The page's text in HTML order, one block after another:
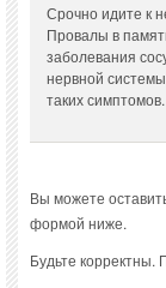
Срочно идите к
Провалы в
заболевания
нервной
таких
Вы можете
формой ниже.
Будьте корректны.